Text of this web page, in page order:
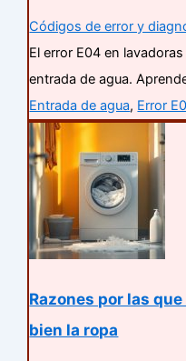
Códigos de error y
El error E04 en
entrada de agua.
Entrada de agua, Error
Razones por las
bien la ropa